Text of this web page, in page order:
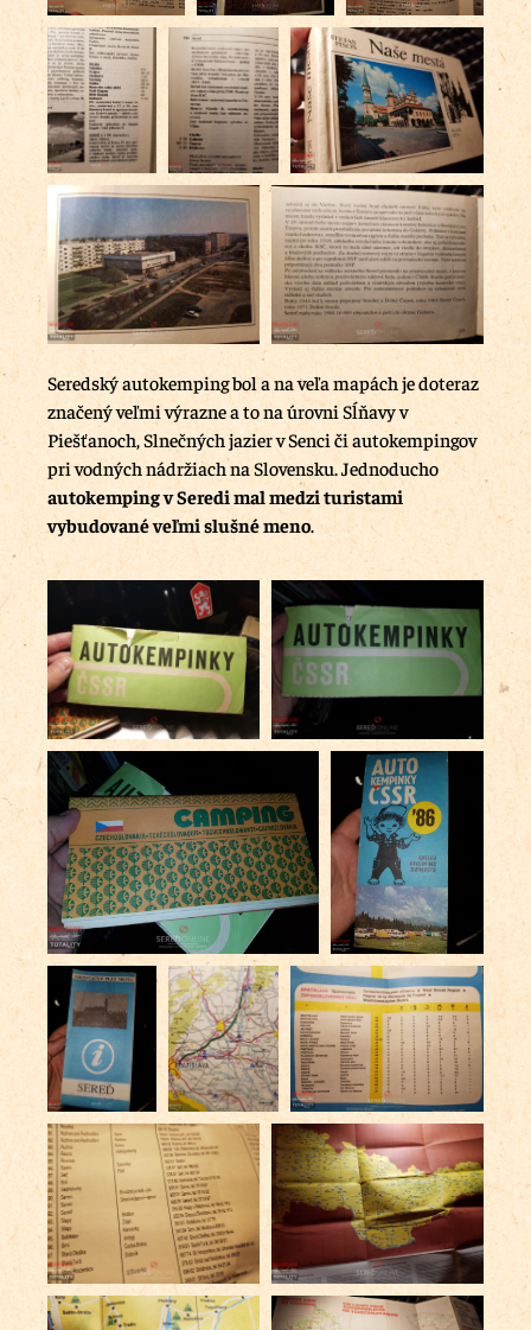
Seredský autokemping bol a na veľa mapách je doteraz
značený veľmi výrazne a to na úrovni Sĺňavy v
Piešťanoch, Slnečných jazier v Senci či autokempingov
pri vodných nádržiach na Slovensku. Jednoducho
autokemping v Seredi mal medzi turistami
vybudované veľmi slušné meno.